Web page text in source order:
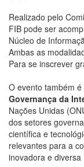
Realizado pelo
FIB pode ser
Núcleo de
Ambas as
Para se inscrever
O evento também
Governança da
Nações Unidas
dos setores
científica e
relevantes para a
inovadora e diversa